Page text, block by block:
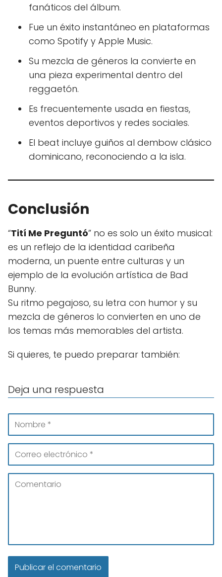
fanáticos del álbum.
Fue un éxito instantáneo en plataformas
como Spotify y Apple Music.
Su mezcla de géneros la convierte en
una pieza experimental dentro del
reggaetón.
Es frecuentemente usada en fiestas,
eventos deportivos y redes sociales.
El beat incluye guiños al dembow clásico
dominicano, reconociendo a la isla.
Conclusión
“Tití Me Preguntó” no es solo un éxito musical:
es un reflejo de la identidad caribeña
moderna, un puente entre culturas y un
ejemplo de la evolución artística de Bad
Bunny.
Su ritmo pegajoso, su letra con humor y su
mezcla de géneros lo convierten en uno de
los temas más memorables del artista.
Si quieres, te puedo preparar también:
Deja una respuesta